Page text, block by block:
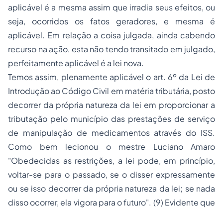
aplicável é a mesma assim que irradia seus efeitos, ou
seja, ocorridos os fatos geradores, e mesma é
aplicável. Em relação a coisa julgada, ainda cabendo
recurso na ação, esta não tendo transitado em julgado,
perfeitamente aplicável é a lei nova.
Temos assim, plenamente aplicável o art. 6º da Lei de
Introdução ao Código Civil em matéria tributária, posto
decorrer da própria natureza da lei em proporcionar a
tributação pelo município das prestações de serviço
de manipulação de medicamentos através do ISS.
Como bem lecionou o mestre Luciano Amaro
"Obedecidas as restrições, a lei pode, em princípio,
voltar-se para o passado, se o disser expressamente
ou se isso decorrer da própria natureza da lei; se nada
disso ocorrer, ela vigora para o futuro". (9) Evidente que